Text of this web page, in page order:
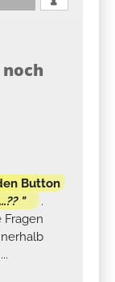
Button
"
.